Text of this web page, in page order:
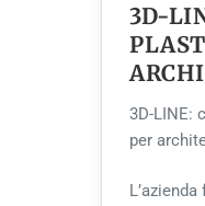
3D-
3D-LINE:
per